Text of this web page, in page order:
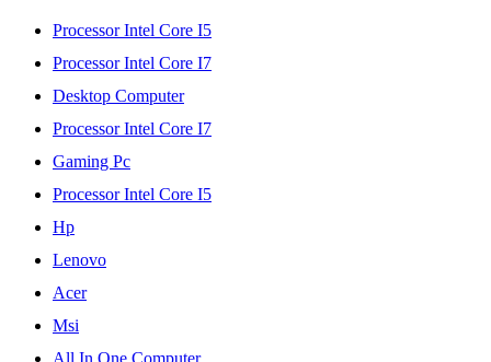
Processor Intel Core I5
Processor Intel Core I7
Desktop Computer
Processor Intel Core I7
Gaming Pc
Processor Intel Core I5
Hp
Lenovo
Acer
Msi
All In One Computer